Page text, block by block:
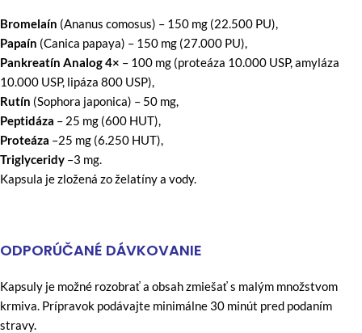
Bromelaín (Ananus comosus) – 150 mg (22.500 PU),
Papaín (Canica papaya) – 150 mg (27.000 PU),
Pankreatín Analog 4× – 100 mg (proteáza 10.000 USP, amyláza
10.000 USP, lipáza 800 USP),
Rutín (Sophora japonica) – 50 mg,
Peptidáza – 25 mg (600 HUT),
Proteáza –25 mg (6.250 HUT),
Triglyceridy –3 mg.
Kapsula je zložená zo želatíny a vody.
ODPORÚČANÉ DÁVKOVANIE
Kapsuly je možné rozobrať a obsah zmiešať s malým množstvom
krmiva. Prípravok podávajte minimálne 30 minút pred podaním
stravy.